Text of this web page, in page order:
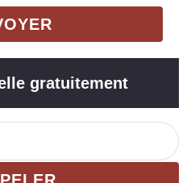
gratuitement